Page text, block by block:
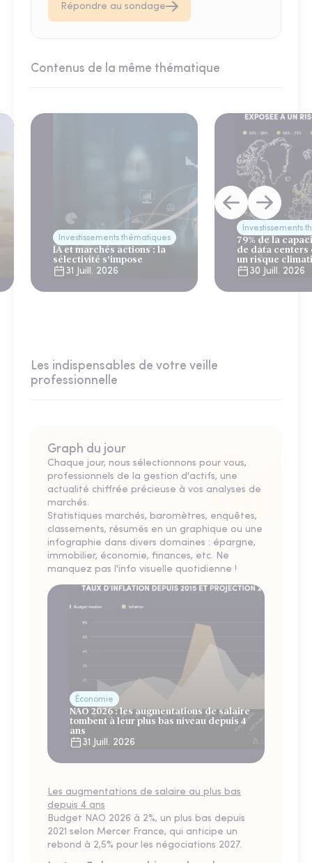
Répondre au sondage
Contenus de la même thématique
Investissements thématiques
IA et marchés actions : la
sélectivité s’impose
31 Juill. 2026
Investissements
79% de la
de data centers
un risque
30 Juill. 2026
Les indispensables de votre veille
professionnelle
Graph du jour
Chaque jour, nous sélectionnons pour vous,
professionnels de la gestion d'actifs, une
actualité chiffrée précieuse à vos analyses de
marchés.
Statistiques marchés, baromètres, enquêtes,
classements, résumés en un graphique ou une
infographie dans divers domaines : épargne,
immobilier, économie, finances, etc. Ne
manquez pas l'info visuelle quotidienne !
Économie
NAO 2026 : les augmentations de salaire
tombent à leur plus bas niveau depuis 4
ans
31 Juill. 2026
Les augmentations de salaire au plus bas
depuis 4 ans
Budget NAO 2026 à 2%, un plus bas depuis
2021 selon Mercer France, qui anticipe un
rebond à 2,5% pour les négociations 2027.